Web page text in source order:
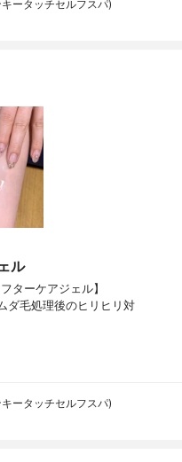
ータッチセルフスパ)
ル
ターケアジェル】
ダ毛処理後のヒリヒリ対
ータッチセルフスパ)